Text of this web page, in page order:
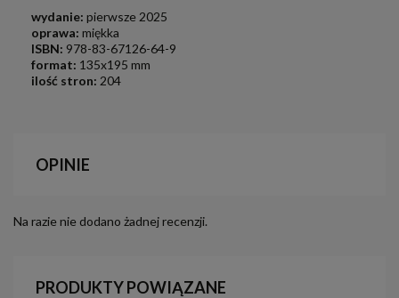
wydanie: pierwsze 2025
oprawa: miękka
ISBN: 978-83-67126-64-9
format: 135x195 mm
ilość stron: 204
OPINIE
Na razie nie dodano żadnej recenzji.
PRODUKTY POWIĄZANE